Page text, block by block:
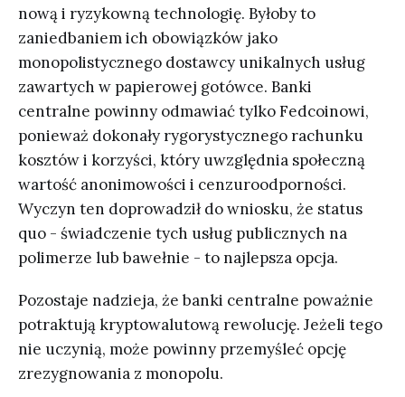
nową i ryzykowną technologię. Byłoby to
zaniedbaniem ich obowiązków jako
monopolistycznego dostawcy unikalnych usług
zawartych w papierowej gotówce. Banki
centralne powinny odmawiać tylko Fedcoinowi,
ponieważ dokonały rygorystycznego rachunku
kosztów i korzyści, który uwzględnia społeczną
wartość anonimowości i cenzuroodporności.
Wyczyn ten doprowadził do wniosku, że status
quo - świadczenie tych usług publicznych na
polimerze lub bawełnie - to najlepsza opcja.
Pozostaje nadzieja, że banki centralne poważnie
potraktują kryptowalutową rewolucję. Jeżeli tego
nie uczynią, może powinny przemyśleć opcję
zrezygnowania z monopolu.